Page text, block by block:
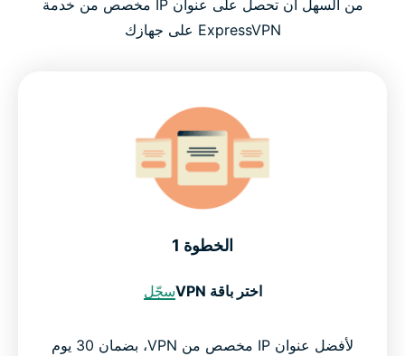
من السهل أن تحصل على عنوان IP مخصص من خدمة
ExpressVPN على جهازك
الخطوة 1
اختر باقة VPN سجّل
لأفضل عنوان IP مخصص من VPN، بضمان 30 يوم